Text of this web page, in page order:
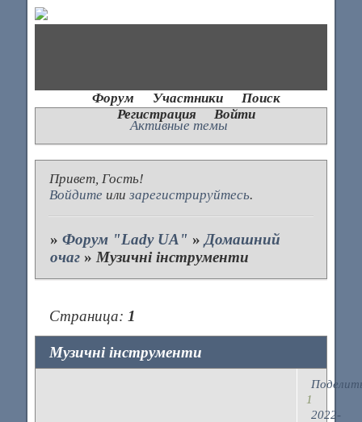
Форум Участники
Поиск
Регистрация
Войти
Активные темы
Привет, Гость!
Войдите или зарегистрируйтесь.
»Форум "Lady UA" » Домашний
очаг » Музичні інструменти
Музичні інструменти
Страница:1
1
2022-